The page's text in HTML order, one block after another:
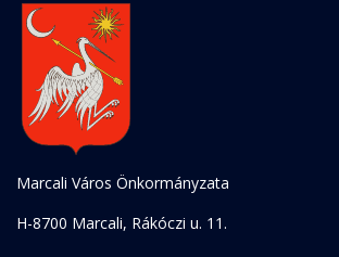
Marcali Város Önkormányzata
H-8700 Marcali, Rákóczi u. 11.